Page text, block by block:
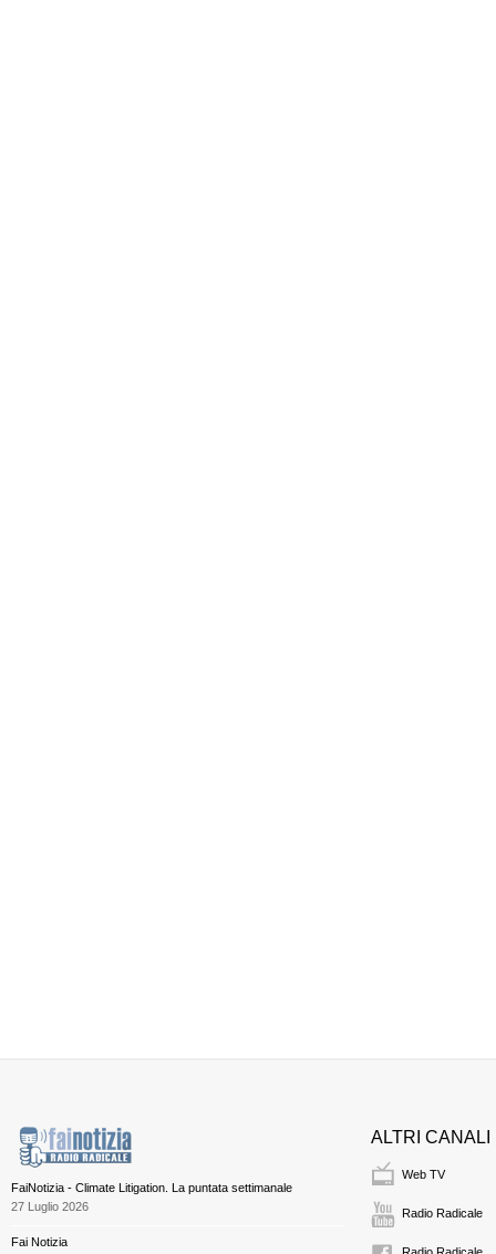
FaiNotizia - Climate Litigation. La puntata settimanale
27 Luglio 2026
Fai Notizia
ALTRI CANALI
Web TV
Radio Radicale